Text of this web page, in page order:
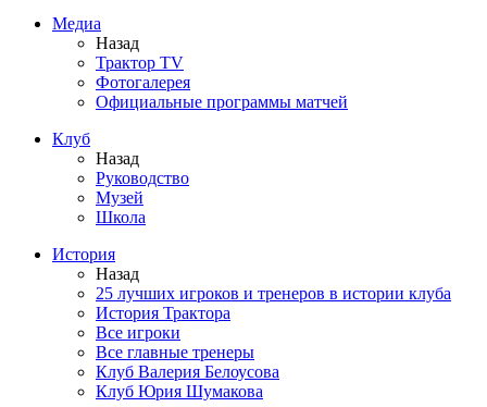
Медиа
Назад
Трактор TV
Фотогалерея
Официальные программы матчей
Клуб
Назад
Руководство
Музей
Школа
История
Назад
25 лучших игроков и тренеров в истории клуба
История Трактора
Все игроки
Все главные тренеры
Клуб Валерия Белоусова
Клуб Юрия Шумакова